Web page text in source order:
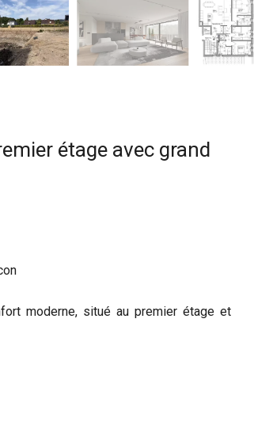
étage avec grand
moderne, situé au premier étage et